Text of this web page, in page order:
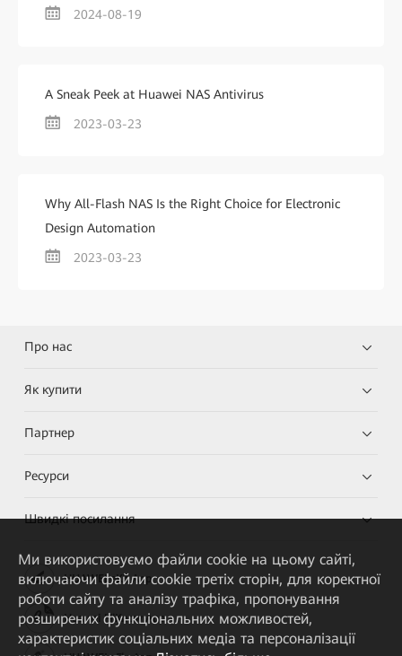
2024-08-19
A Sneak Peek at Huawei NAS Antivirus
2023-03-23
Why All-Flash NAS Is the Right Choice for Electronic
Design Automation
2023-03-23
Про нас
Як купити
Партнер
Ресурси
Швидкі посилання
HUAWEI eKit App
Huawei HiKnow App
Ми використовуємо файли cookie на цьому сайті,
включаючи файли cookie третіх сторін, для коректної
роботи сайту та аналізу трафіка, пропонування
розширених функціональних можливостей,
характеристик соціальних медіа та персоналізації